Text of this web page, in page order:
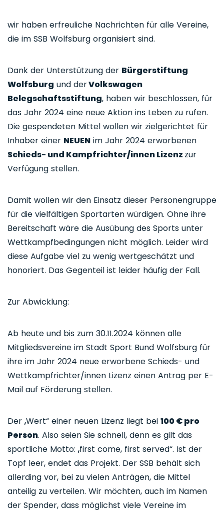
wir haben erfreuliche Nachrichten für alle Vereine,
die im SSB Wolfsburg organisiert sind.
Dank der Unterstützung der Bürgerstiftung
Wolfsburg und derVolkswagen
Belegschaftsstiftung, haben wir beschlossen, für
das Jahr 2024 eine neue Aktion ins Leben zu rufen.
Die gespendeten Mittel wollen wir zielgerichtet für
Inhaber einer NEUEN im Jahr 2024 erworbenen
Schieds- und Kampfrichter/innen Lizenz zur
Verfügung stellen.
Damit wollen wir den Einsatz dieser Personengruppe
für die vielfältigen Sportarten würdigen. Ohne ihre
Bereitschaft wäre die Ausübung des Sports unter
Wettkampfbedingungen nicht möglich. Leider wird
diese Aufgabe viel zu wenig wertgeschätzt und
honoriert. Das Gegenteil ist leider häufig der Fall.
Zur Abwicklung:
Ab heute und bis zum 30.11.2024 können alle
Mitgliedsvereine im Stadt Sport Bund Wolfsburg für
ihre im Jahr 2024 neue erworbene Schieds- und
Wettkampfrichter/innen Lizenz einen Antrag per E-
Mail auf Förderung stellen.
Der „Wert“ einer neuen Lizenz liegt bei 100 € pro
Person. Also seien Sie schnell, denn es gilt das
sportliche Motto: „first come, first served“. Ist der
Topf leer, endet das Projekt. Der SSB behält sich
allerding vor, bei zu vielen Anträgen, die Mittel
anteilig zu verteilen. Wir möchten, auch im Namen
der Spender, dass möglichst viele Vereine im